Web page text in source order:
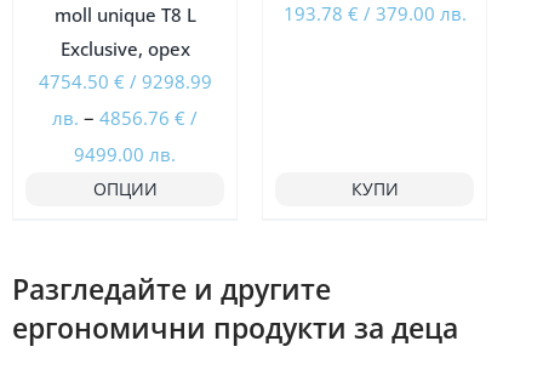
moll unique T8 L
Еxclusive, орех
4754.50 € / 9298.99
лв. – 4856.76€ /
9499.00лв.
9298.99
лв.
ОПЦИИ
193.78 € / 379.00 лв.
КУПИ
Разгледайте и другите
ергономични продукти за деца